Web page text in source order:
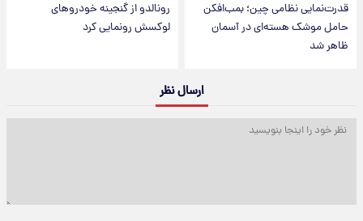
قدرت‌نمایی نظامی چین؛ بمب‌افکن
حامل موشک هسته‌ای در آسمان
ظاهر شد
رونالدو از گنجینه خودروهای
لوکسش رونمایی کرد
ارسال نظر